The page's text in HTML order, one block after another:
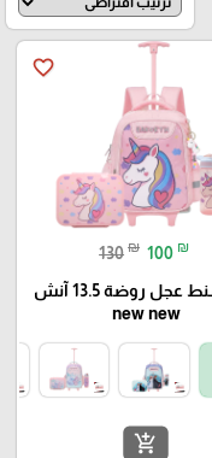
favorite_border
130 ₪ 100 ₪
بكج شنط عجل روضة 13.5 آنش
new new
add_shopping_cart